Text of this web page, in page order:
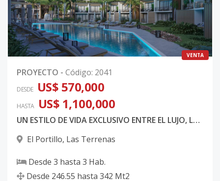
VENTA
PROYECTO - Código: 2041
DESDE US$ 570,000
HASTA US$ 1,100,000
UN ESTILO DE VIDA EXCLUSIVO ENTRE EL LUJO, LA NATURALEZA Y EL CARIBE
El Portillo, Las Terrenas
Desde 3 hasta 3 Hab.
Desde 246.55 hasta 342 Mt2